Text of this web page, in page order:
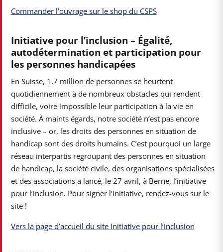
Commander l’ouvrage sur le shop du CSPS
Initiative pour l’inclusion – Égalité,
autodétermination et participation pour
les personnes handicapées
En Suisse, 1,7 million de personnes se heurtent
quotidiennement à de nombreux obstacles qui rendent
difficile, voire impossible leur participation à la vie en
société. À maints égards, notre société n’est pas encore
inclusive – or, les droits des personnes en situation de
handicap sont des droits humains. C’est pourquoi un large
réseau interpartis regroupant des personnes en situation
de handicap, la société civile, des organisations spécialisées
et des associations a lancé, le 27 avril, à Berne, l’initiative
pour l’inclusion. Pour signer l’initiative, rendez-vous sur le
site !
Vers la page d’accueil du site Initiative pour l’inclusion